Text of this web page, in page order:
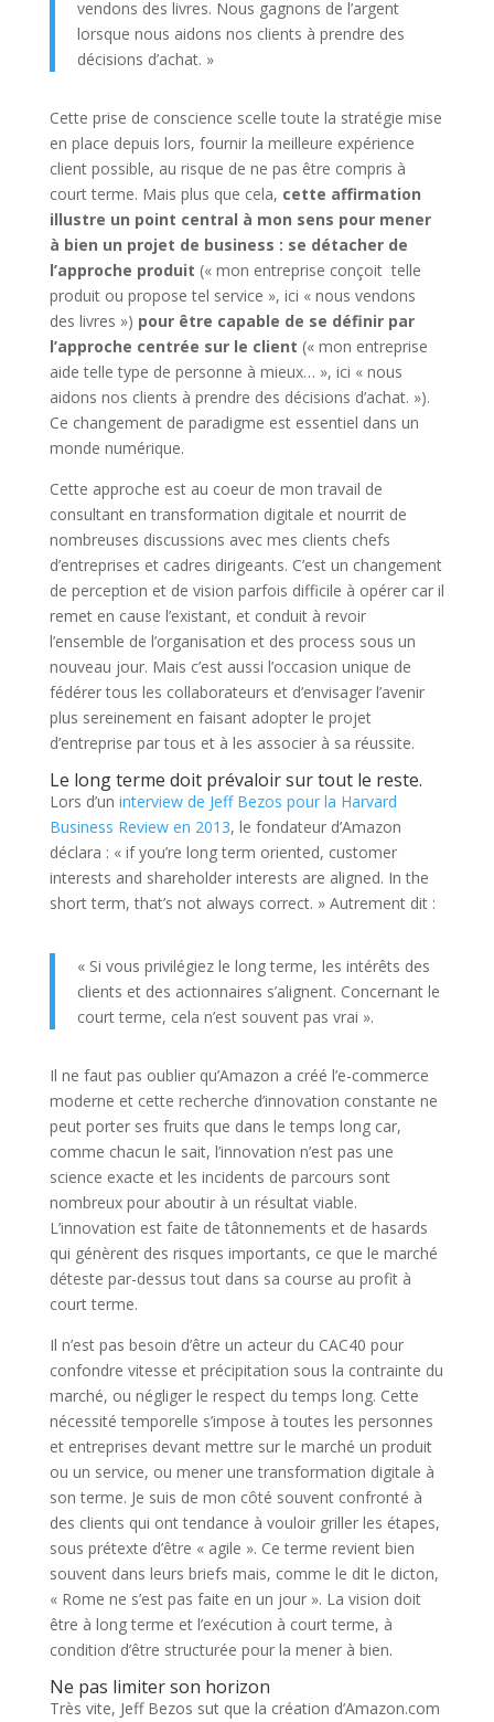
vendons des livres. Nous gagnons de l’argent
lorsque nous aidons nos clients à prendre des
décisions d’achat. »
Cette prise de conscience scelle toute la stratégie mise
en place depuis lors, fournir la meilleure expérience
client possible, au risque de ne pas être compris à
court terme. Mais plus que cela, cette affirmation
illustre un point central à mon sens pour mener
à bien un projet de business : se détacher de
l’approche produit (« mon entreprise conçoit telle
produit ou propose tel service », ici « nous vendons
des livres ») pour être capable de se définir par
l’approche centrée sur le client (« mon entreprise
aide telle type de personne à mieux… », ici « nous
aidons nos clients à prendre des décisions d’achat. »).
Ce changement de paradigme est essentiel dans un
monde numérique.
Cette approche est au coeur de mon travail de
consultant en transformation digitale et nourrit de
nombreuses discussions avec mes clients chefs
d’entreprises et cadres dirigeants. C’est un changement
de perception et de vision parfois difficile à opérer car il
remet en cause l’existant, et conduit à revoir
l’ensemble de l’organisation et des process sous un
nouveau jour. Mais c’est aussi l’occasion unique de
fédérer tous les collaborateurs et d’envisager l’avenir
plus sereinement en faisant adopter le projet
d’entreprise par tous et à les associer à sa réussite.
Le long terme doit prévaloir sur tout le reste.
Lors d’un interview de Jeff Bezos pour la Harvard
Business Review en 2013, le fondateur d’Amazon
déclara : « if you’re long term oriented, customer
interests and shareholder interests are aligned. In the
short term, that’s not always correct. » Autrement dit :
« Si vous privilégiez le long terme, les intérêts des
clients et des actionnaires s’alignent. Concernant le
court terme, cela n’est souvent pas vrai ».
Il ne faut pas oublier qu’Amazon a créé l’e-commerce
moderne et cette recherche d’innovation constante ne
peut porter ses fruits que dans le temps long car,
comme chacun le sait, l’innovation n’est pas une
science exacte et les incidents de parcours sont
nombreux pour aboutir à un résultat viable.
L’innovation est faite de tâtonnements et de hasards
qui génèrent des risques importants, ce que le marché
déteste par-dessus tout dans sa course au profit à
court terme.
Il n’est pas besoin d’être un acteur du CAC40 pour
confondre vitesse et précipitation sous la contrainte du
marché, ou négliger le respect du temps long. Cette
nécessité temporelle s’impose à toutes les personnes
et entreprises devant mettre sur le marché un produit
ou un service, ou mener une transformation digitale à
son terme. Je suis de mon côté souvent confronté à
des clients qui ont tendance à vouloir griller les étapes,
sous prétexte d’être « agile ». Ce terme revient bien
souvent dans leurs briefs mais, comme le dit le dicton,
« Rome ne s’est pas faite en un jour ». La vision doit
être à long terme et l’exécution à court terme, à
condition d’être structurée pour la mener à bien.
Ne pas limiter son horizon
Très vite, Jeff Bezos sut que la création d’Amazon.com